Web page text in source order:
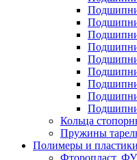
Кольца
Пружины
Полимеры и пластики
Фторопласт,